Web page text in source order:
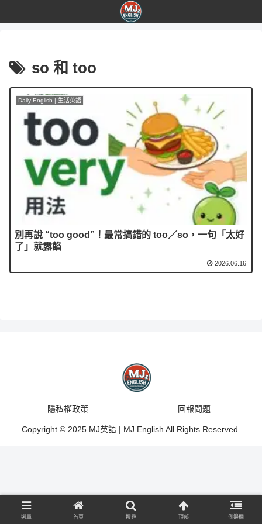
so 和 too
Daily English | 生活英語
別再說 “too good”！最常搞錯的 too／so，一句「太好
了」就露餡
2026.06.16
隱私權政策 回報問題
Copyright © 2025 MJ英語 | MJ English All Rights Reserved.
選單 首頁 搜尋 頂部 側邊欄